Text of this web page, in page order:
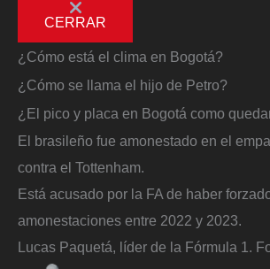
CERRAR
¿Cómo está el clima en Bogotá?
¿Cómo se llama el hijo de Petro?
¿El pico y placa en Bogotá como
El brasileño fue amonestado en el
contra el Tottenham.
Está acusado por la FA de haber
amonestaciones entre 2022 y 2023.
Lucas Paquetá, líder de la Fórmula 1.